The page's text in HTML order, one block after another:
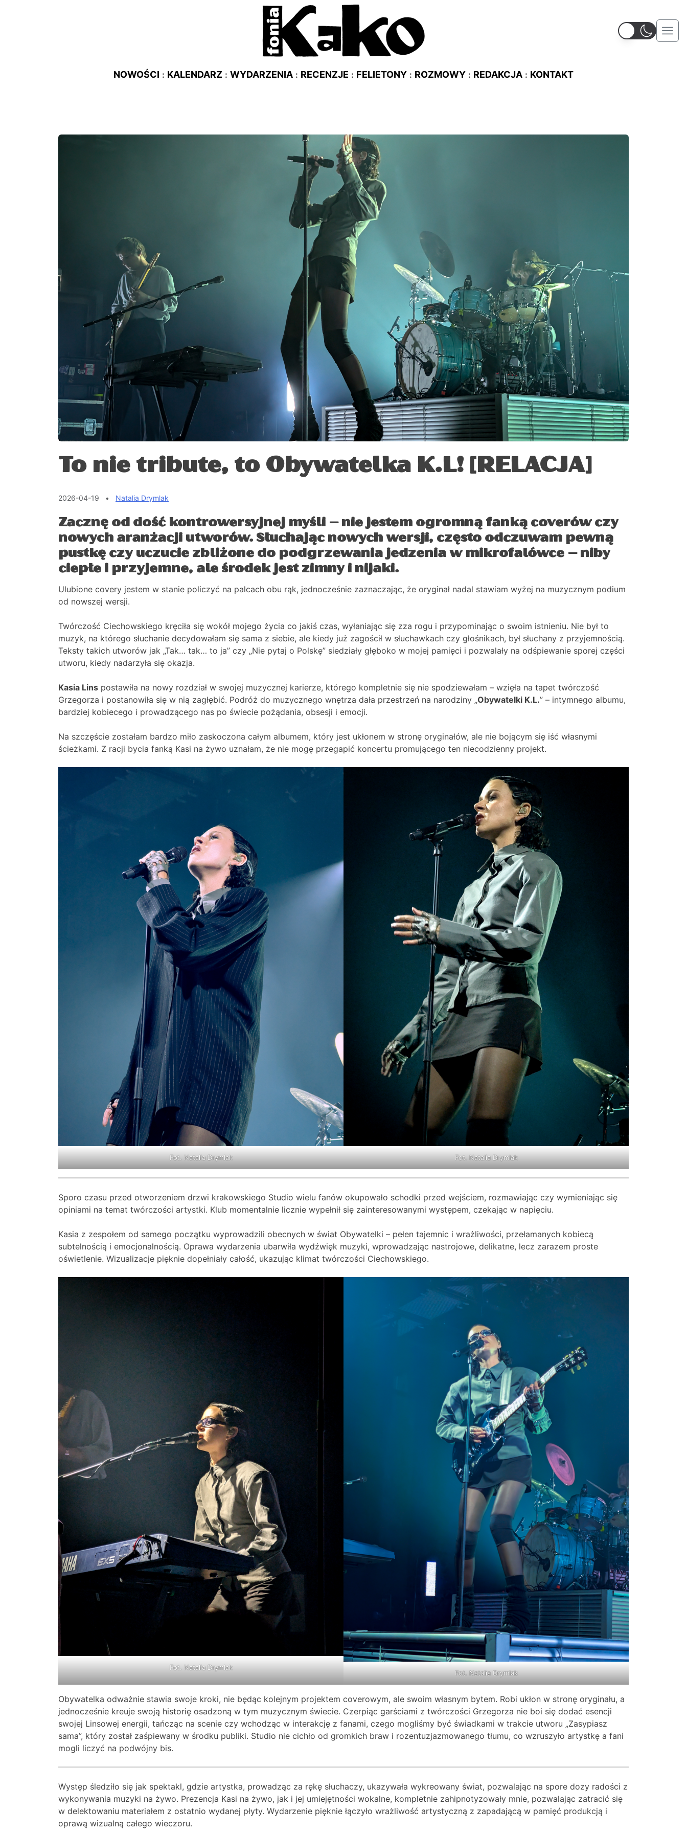
NOWOŚCI KALENDARZ WYDARZENIA RECENZJE FELIETONY ROZMOWY REDAKCJA KONTAKT
To nie tribute, to Obywatelka K.L! [RELACJA]
2026-04-19 • Natalia Drymlak
Zacznę od dość kontrowersyjnej myśli – nie jestem ogromną fanką coverów czy
nowych aranżacji utworów. Słuchając nowych wersji, często odczuwam pewną
pustkę czy uczucie zbliżone do podgrzewania jedzenia w mikrofalówce – niby
ciepłe i przyjemne, ale środek jest zimny i nijaki.
Ulubione covery jestem w stanie policzyć na palcach obu rąk, jednocześnie zaznaczając, że oryginał nadal stawiam wyżej na muzycznym podium
od nowszej wersji.
Twórczość Ciechowskiego kręciła się wokół mojego życia co jakiś czas, wyłaniając się zza rogu i przypominając o swoim istnieniu. Nie był to
muzyk, na którego słuchanie decydowałam się sama z siebie, ale kiedy już zagościł w słuchawkach czy głośnikach, był słuchany z przyjemnością.
Teksty takich utworów jak „Tak… tak… to ja” czy „Nie pytaj o Polskę” siedziały głęboko w mojej pamięci i pozwalały na odśpiewanie sporej części
utworu, kiedy nadarzyła się okazja.
Kasia Lins postawiła na nowy rozdział w swojej muzycznej karierze, którego kompletnie się nie spodziewałam – wzięła na tapet twórczość
Grzegorza i postanowiła się w nią zagłębić. Podróż do muzycznego wnętrza dała przestrzeń na narodziny „Obywatelki K.L.” – intymnego albumu,
bardziej kobiecego i prowadzącego nas po świecie pożądania, obsesji i emocji.
Na szczęście zostałam bardzo miło zaskoczona całym albumem, który jest ukłonem w stronę oryginałów, ale nie bojącym się iść własnymi
ścieżkami. Z racji bycia fanką Kasi na żywo uznałam, że nie mogę przegapić koncertu promującego ten niecodzienny projekt.
Fot. Natalia Drymlak Fot. Natalia Drymlak
Sporo czasu przed otworzeniem drzwi krakowskiego Studio wielu fanów okupowało schodki przed wejściem, rozmawiając czy wymieniając się
opiniami na temat twórczości artystki. Klub momentalnie licznie wypełnił się zainteresowanymi występem, czekając w napięciu.
Kasia z zespołem od samego początku wyprowadzili obecnych w świat Obywatelki – pełen tajemnic i wrażliwości, przełamanych kobiecą
subtelnością i emocjonalnością. Oprawa wydarzenia ubarwiła wydźwięk muzyki, wprowadzając nastrojowe, delikatne, lecz zarazem proste
oświetlenie. Wizualizacje pięknie dopełniały całość, ukazując klimat twórczości Ciechowskiego.
Fot. Natalia Drymlak
Fot. Natalia Drymlak
Obywatelka odważnie stawia swoje kroki, nie będąc kolejnym projektem coverowym, ale swoim własnym bytem. Robi ukłon w stronę oryginału, a
jednocześnie kreuje swoją historię osadzoną w tym muzycznym świecie. Czerpiąc garściami z twórczości Grzegorza nie boi się dodać esencji
swojej Linsowej energii, tańcząc na scenie czy wchodząc w interakcję z fanami, czego mogliśmy być świadkami w trakcie utworu „Zasypiasz
sama”, który został zaśpiewany w środku publiki. Studio nie cichło od gromkich braw i rozentuzjazmowanego tłumu, co wzruszyło artystkę a fani
mogli liczyć na podwójny bis.
Występ śledziło się jak spektakl, gdzie artystka, prowadząc za rękę słuchaczy, ukazywała wykreowany świat, pozwalając na spore dozy radości z
wykonywania muzyki na żywo. Prezencja Kasi na żywo, jak i jej umiejętności wokalne, kompletnie zahipnotyzowały mnie, pozwalając zatracić się
w delektowaniu materiałem z ostatnio wydanej płyty. Wydarzenie pięknie łączyło wrażliwość artystyczną z zapadającą w pamięć produkcją i
oprawą wizualną całego wieczoru.